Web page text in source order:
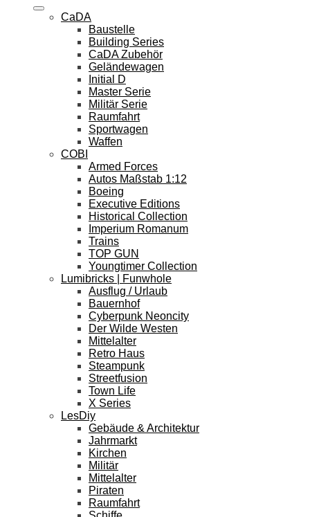
CaDA
Baustelle
Building Series
CaDA Zubehör
Geländewagen
Initial D
Master Serie
Militär Serie
Raumfahrt
Sportwagen
Waffen
COBI
Armed Forces
Autos Maßstab 1:12
Boeing
Executive Editions
Historical Collection
Imperium Romanum
Trains
TOP GUN
Youngtimer Collection
Lumibricks | Funwhole
Ausflug / Urlaub
Bauernhof
Cyberpunk Neoncity
Der Wilde Westen
Mittelalter
Retro Haus
Steampunk
Streetfusion
Town Life
X Series
LesDiy
Gebäude & Architektur
Jahrmarkt
Kirchen
Militär
Mittelalter
Piraten
Raumfahrt